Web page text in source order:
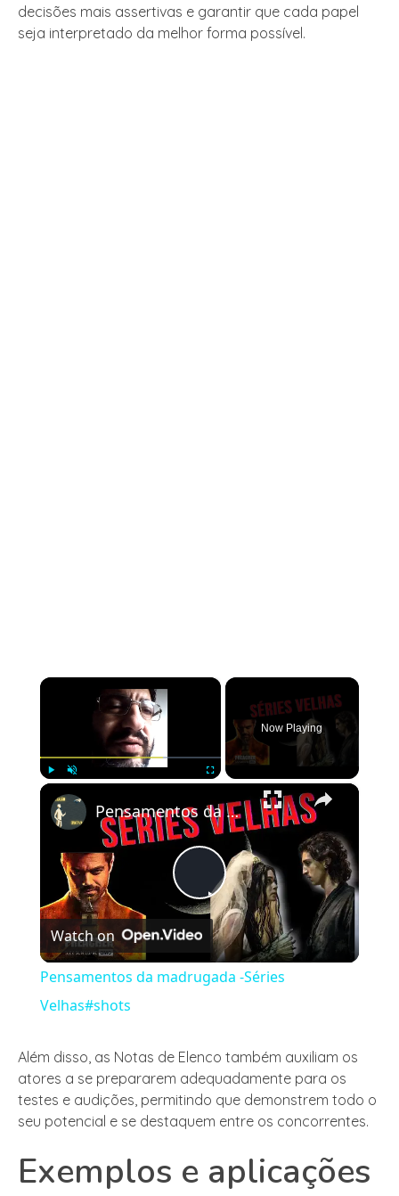
decisões mais assertivas e garantir que cada papel
seja interpretado da melhor forma possível.
×
Now Playing
×
Play
Video
Pensamentos da madrugada -Séries Velhas#shots
Watch on
Pensamentos da madrugada -Séries
Velhas#shots
Além disso, as Notas de Elenco também auxiliam os
atores a se prepararem adequadamente para os
testes e audições, permitindo que demonstrem todo o
seu potencial e se destaquem entre os concorrentes.
Exemplos e aplicações